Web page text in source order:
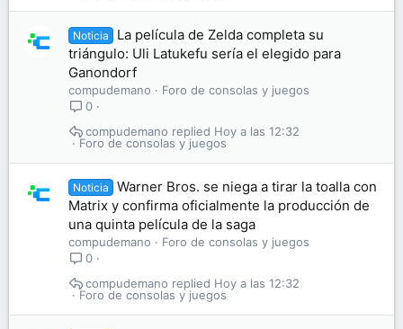
Noticia
La película de Zelda completa su
triángulo: Uli Latukefu sería el elegido para
Ganondorf
compudemano
Foro de consolas y juegos
0
Foro de consolas y juegos
Hoy a las 12:32
compudemano
Noticia
Warner Bros. se niega a tirar la toalla con
Matrix y confirma oficialmente la producción de
una quinta película de la saga
compudemano
Foro de consolas y juegos
0
Foro de consolas y juegos
Hoy a las 12:32
compudemano